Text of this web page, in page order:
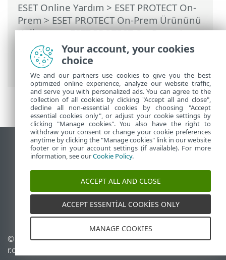
ESET Online Yardım > ESET PROTECT On-
Prem > ESET PROTECT On-Prem Ürününü
Kullanma>ESET PROTECT On-Prem Ana
Menü> Bilgisayarlar>Gruplar>Statik
Gruplar> Active Directory'den istemcileri
içe aktarma
Masaüstü sitesini görüntüle
End of Life
ESET Bilgi Bankası
ESET Status Portal
Bölgesel destek
© 1992 - 2026 ESET, spol. s
r.o. - Tüm hakları saklıdır.
Çerezleri yönet
Your account, your cookies
choice
We and our partners use cookies to give you the best
optimized online experience, analyze our website traffic,
and serve you with personalized ads. You can agree to the
collection of all cookies by clicking "Accept all and close",
decline all non-essential cookies by choosing "Accept
essential cookies only", or adjust your cookie settings by
clicking "Manage cookies". You also have the right to
withdraw your consent or change your cookie preferences
anytime by clicking the "Manage cookies" link in our website
footer or in your account settings (if available). For more
information, see ourCookie Policy.
ACCEPT ALL AND CLOSE
ACCEPT ESSENTIAL COOKIES ONLY
MANAGE COOKIES